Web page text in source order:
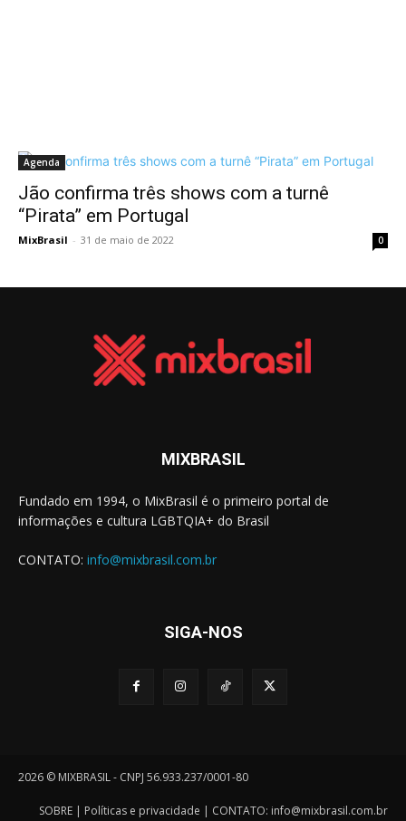
Agenda
Jão confirma três shows com a turnê
“Pirata” em Portugal
MixBrasil - 31 de maio de 2022 0
MIXBRASIL
Fundado em 1994, o MixBrasil é o primeiro portal de
informações e cultura LGBTQIA+ do Brasil
CONTATO: info@mixbrasil.com.br
SIGA-NOS
2026 © MIXBRASIL - CNPJ 56.933.237/0001-80
SOBRE | Políticas e privacidade | CONTATO: info@mixbrasil.com.br